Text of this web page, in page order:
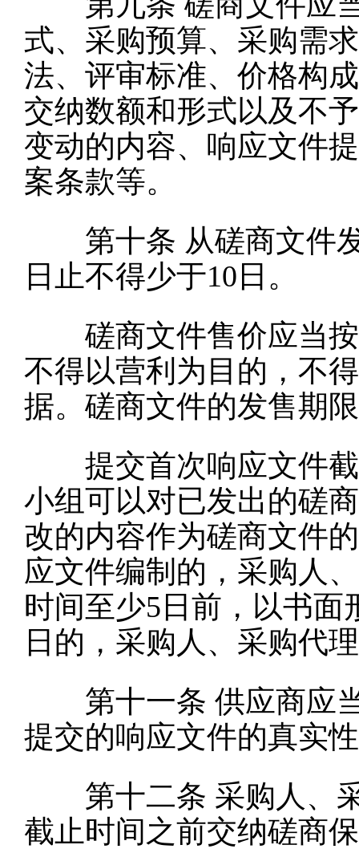
式、采购预算、采购需
法、评审标准、价格构
交纳数额和形式以及不
变动的内容、响应文件
案条款等。
第十条 从磋商文件
日止不得少于10日。
磋商文件售价应当按
不得以营利为目的，不
据。磋商文件的发售期
提交首次响应文件截
小组可以对已发出的磋
改的内容作为磋商文件
应文件编制的，采购人
时间至少5日前，以书面
日的，采购人、采购代
第十一条 供应商应
提交的响应文件的真实
第十二条 采购人、
截止时间之前交纳磋商